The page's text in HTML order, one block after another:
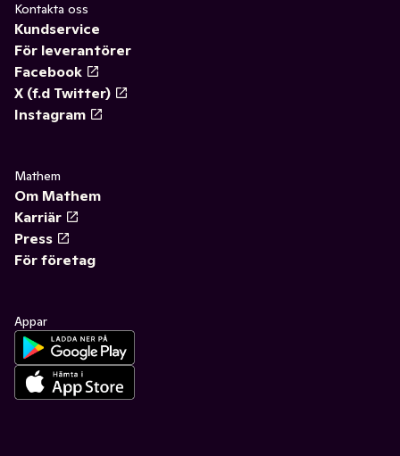
Kontakta oss
Kundservice
För leverantörer
Facebook
X (f.d Twitter)
Instagram
Mathem
Om Mathem
Karriär
Press
För företag
Appar